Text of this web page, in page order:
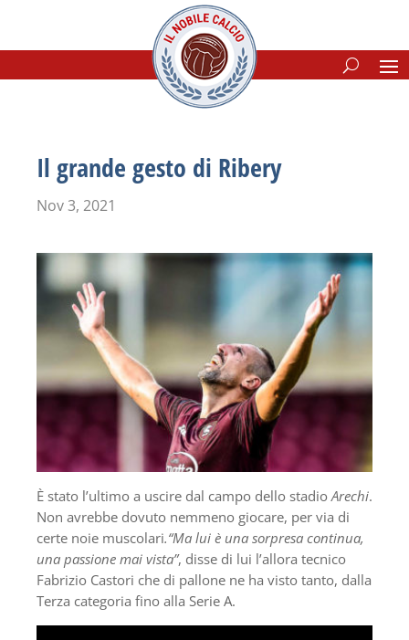
Il grande gesto di Ribery
Nov 3, 2021
È stato l’ultimo a uscire dal campo dello stadio Arechi.
Non avrebbe dovuto nemmeno giocare, per via di
certe noie muscolari.“Ma lui è una sorpresa continua,
una passione mai vista”, disse di lui l’allora tecnico
Fabrizio Castori che di pallone ne ha visto tanto, dalla
Terza categoria fino alla Serie A.